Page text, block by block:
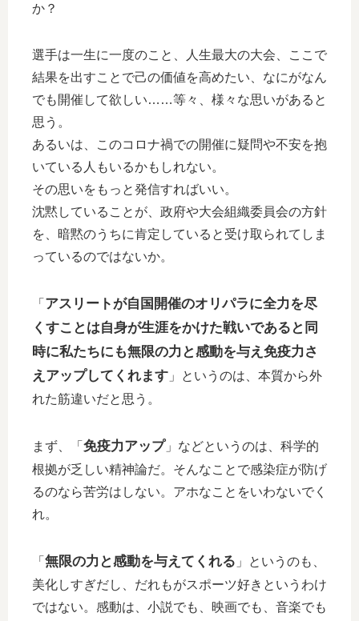
か？
選手は一生に一度のこと、人生最大の大会、ここで
結果を出すことで己の価値を高めたい、なにがなん
でも開催して欲しい……等々、様々な思いがあると
思う。
あるいは、このコロナ禍での開催に疑問や不安を抱
いている人もいるかもしれない。
その思いをもっと発信すればいい。
沈黙していることが、政府や大会組織委員会の方針
を、暗黙のうちに肯定していると受け取られてしま
っているのではないか。
「 アスリートが自国開催のオリパラに全力を尽
くすことは自身が生涯をかけた戦いであると同
時に私たちにも無限の力と感動を与え免疫力さ
えアップしてくれます 」というのは、本質から外
れた筋違いだと思う。
まず、「 免疫力アップ」などというのは、科学的
根拠が乏しい精神論だ。そんなことで感染症が防げ
るのなら苦労はしない。アホなことをいわないでく
れ。
「 無限の力と感動を与えてくれる 」というのも、
美化しすぎだし、だれもがスポーツ好きというわけ
ではない。感動は、小説でも、映画でも、音楽でも